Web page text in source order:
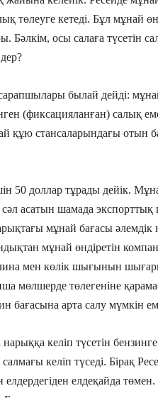
төлеуге кетеді. Бұл мұнай
Бәлкім, осы салаға түсетін
былай дейді:
(фиксацияланған) салық
құю стансаларындағы отын
50 доллар тұрады дейік.
асатын шамада
мұнай бағасы
мұнай өндіретін
мен көлік шығынын
мөлшерде төлегеніне
бағасына арта салу мүмкін
нарыққа келіп түсетін
келіп түседі. Бірақ
елдеқайда